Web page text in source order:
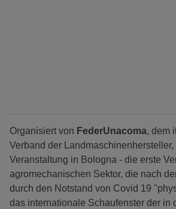
Organisiert von FederUnacoma, dem
Verband der Landmaschinenhersteller,
Veranstaltung in Bologna - die erste
agromechanischen Sektor, die nach
durch den Notstand von Covid 19
das internationale Schaufenster der in